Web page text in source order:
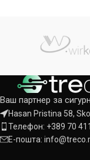
Ваш партнер за
Hasan Pristina 58,
Телефон: +389 70
Е-пошта: